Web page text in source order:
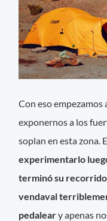
Con eso
exponernos a los
soplan en esta zona.
experimentarlo
terminó su
vendaval
pedaleary apenas